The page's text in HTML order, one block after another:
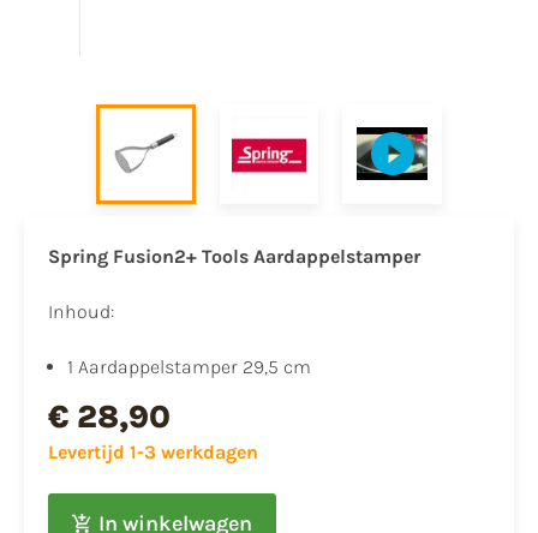
Spring Fusion2+ Tools Aardappelstamper
Inhoud:
1 Aardappelstamper 29,5 cm
€ 28,90
Levertijd 1-3 werkdagen
In winkelwagen